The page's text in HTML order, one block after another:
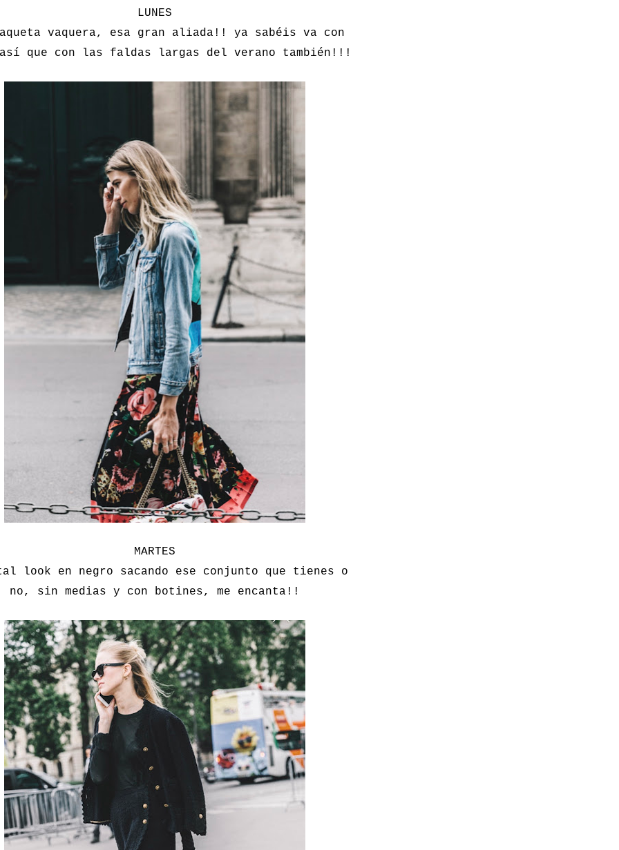
LUNES
vaquera, esa gran aliada!! ya sabéis va con
que con las faldas largas del verano también!!!
MARTES
look en negro sacando ese conjunto que tienes o
no, sin medias y con botines, me encanta!!